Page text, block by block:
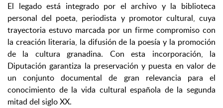
El legado está integrado por el archivo y la biblioteca
personal del poeta, periodista y promotor cultural, cuya
trayectoria estuvo marcada por un firme compromiso con
la creación literaria, la difusión de la poesía y la promoción
de la cultura granadina. Con esta incorporación, la
Diputación garantiza la preservación y puesta en valor de
un conjunto documental de gran relevancia para el
conocimiento de la vida cultural española de la segunda
mitad del siglo XX.